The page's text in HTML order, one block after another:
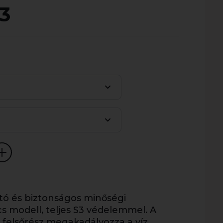
és biztonságos minőségi
modell, teljes S3 védelemmel. A